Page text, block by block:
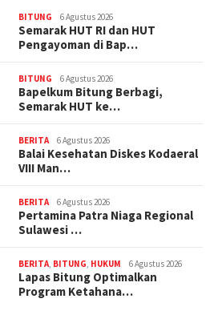
BITUNG 6 Agustus 2026
Semarak HUT RI dan HUT
Pengayoman di Bap…
BITUNG 6 Agustus 2026
‎Bapelkum Bitung Berbagi,
Semarak HUT ke…
BERITA 6 Agustus 2026
Balai Kesehatan Diskes Kodaeral
VIII Man…
BERITA 6 Agustus 2026
Pertamina Patra Niaga Regional
Sulawesi …
BERITA BITUNG HUKUM 6 Agustus 2026
Lapas Bitung Optimalkan
Program Ketahana…